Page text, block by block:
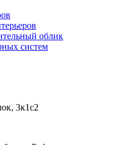
облик
систем
3к1с2